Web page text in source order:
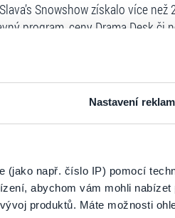
Nastavení reklam
(jako např. číslo IP) pomocí
abychom vám mohli
produktů. Máte možnosti
Snowshow získalo více
program, ceny Drama Desk
vysoce oceňují i kritici, hodnotí
(London Daily Telegraph). „Srdce
York Times).
je nejuznávanějším žijícím
náleží ke „klasice 20. století“.
a dobrodružné se to
je zárukou pravosti
společnosti Ticketportal